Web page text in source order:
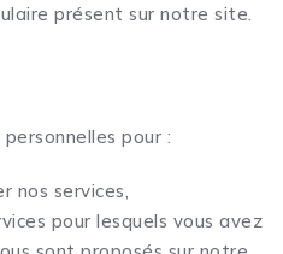
présent sur notre site.
pour :
nos services,
pour lesquels vous avez